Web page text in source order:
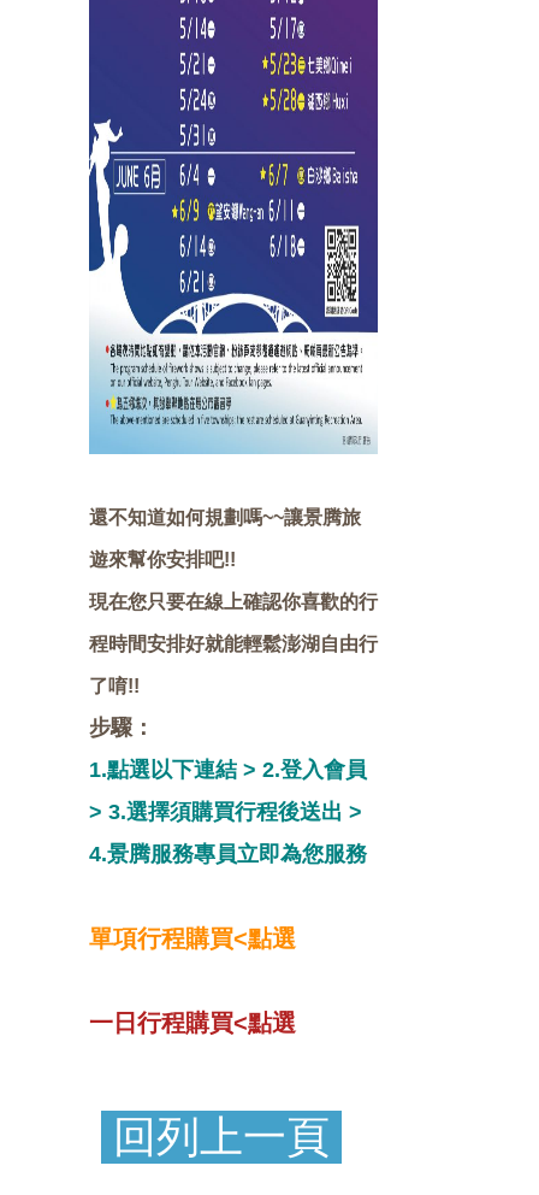
還不知道如何規劃嗎~~讓景腾旅
遊來幫你安排吧!!
現在您只要在線上確認你喜歡的行
程時間安排好就能輕鬆澎湖自由行
了唷!!
步驟：
1.點選以下連結 > 2.登入會員
> 3.選擇須購買行程後送出 >
4.景腾服務專員立即為您服務
單項行程購買<點選
一日行程購買<點選
回列上一頁